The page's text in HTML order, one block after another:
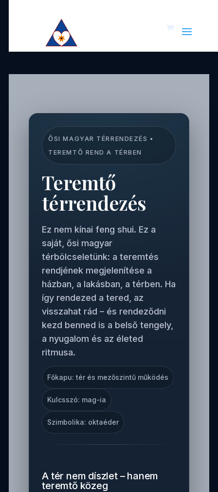
ŐSI MAGYAR TÉRRENDEZÉS •
TEREMTŐ REND A TÉRBEN
Teremtő
térrendezés
Ez nem kínai feng shui. Ez a
saját, ősi magyar
térbölcseletünk: a teremtés
rendjének megjelenítése a
házban, a lakásban, a térben. Ha
így rendezed a tered, az
visszahat rád – és rendeződni
kezd benned is a belső tengely,
a nyugalom és az életed
ritmusa.
Főkapu: tér és mezőszintű működés
Kulcsszó: mag-ia
Szimbolika: oktaéder
A tér nem díszlet – hanem
teremtő közeg